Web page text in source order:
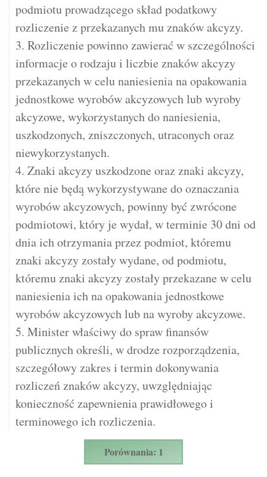
podmiotu prowadzącego skład podatkowy
rozliczenie z przekazanych mu znaków akcyzy.
3. Rozliczenie powinno zawierać w szczególności
informacje o rodzaju i liczbie znaków akcyzy
przekazanych w celu naniesienia na opakowania
jednostkowe wyrobów akcyzowych lub wyroby
akcyzowe, wykorzystanych do naniesienia,
uszkodzonych, zniszczonych, utraconych oraz
niewykorzystanych.
4. Znaki akcyzy uszkodzone oraz znaki akcyzy,
które nie będą wykorzystywane do oznaczania
wyrobów akcyzowych, powinny być zwrócone
podmiotowi, który je wydał, w terminie 30 dni od
dnia ich otrzymania przez podmiot, któremu
znaki akcyzy zostały wydane, od podmiotu,
któremu znaki akcyzy zostały przekazane w celu
naniesienia ich na opakowania jednostkowe
wyrobów akcyzowych lub na wyroby akcyzowe.
5. Minister właściwy do spraw finansów
publicznych określi, w drodze rozporządzenia,
szczegółowy zakres i termin dokonywania
rozliczeń znaków akcyzy, uwzględniając
konieczność zapewnienia prawidłowego i
terminowego ich rozliczenia.
Porównania: 1